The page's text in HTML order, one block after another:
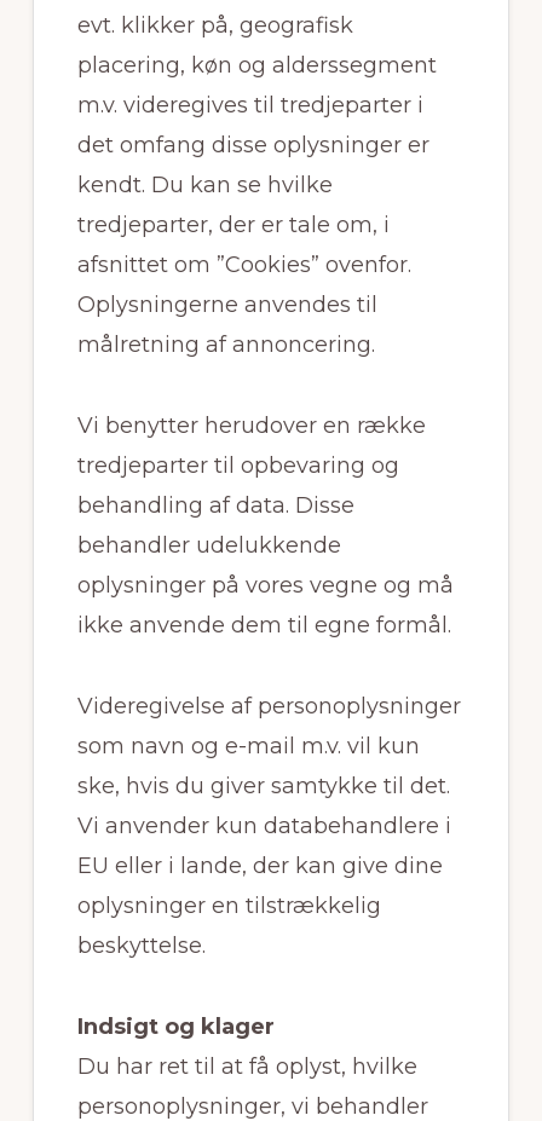
evt. klikker på, geografisk
placering, køn og alderssegment
m.v. videregives til tredjeparter i
det omfang disse oplysninger er
kendt. Du kan se hvilke
tredjeparter, der er tale om, i
afsnittet om ”Cookies” ovenfor.
Oplysningerne anvendes til
målretning af annoncering.
Vi benytter herudover en række
tredjeparter til opbevaring og
behandling af data. Disse
behandler udelukkende
oplysninger på vores vegne og må
ikke anvende dem til egne formål.
Videregivelse af personoplysninger
som navn og e-mail m.v. vil kun
ske, hvis du giver samtykke til det.
Vi anvender kun databehandlere i
EU eller i lande, der kan give dine
oplysninger en tilstrækkelig
beskyttelse.
Indsigt og klager
Du har ret til at få oplyst, hvilke
personoplysninger, vi behandler